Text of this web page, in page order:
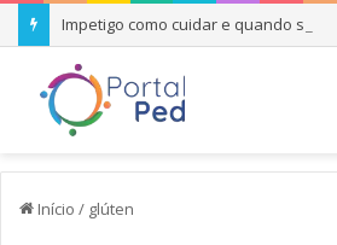
Impetigo como cuidar e quando se
Início / glúten